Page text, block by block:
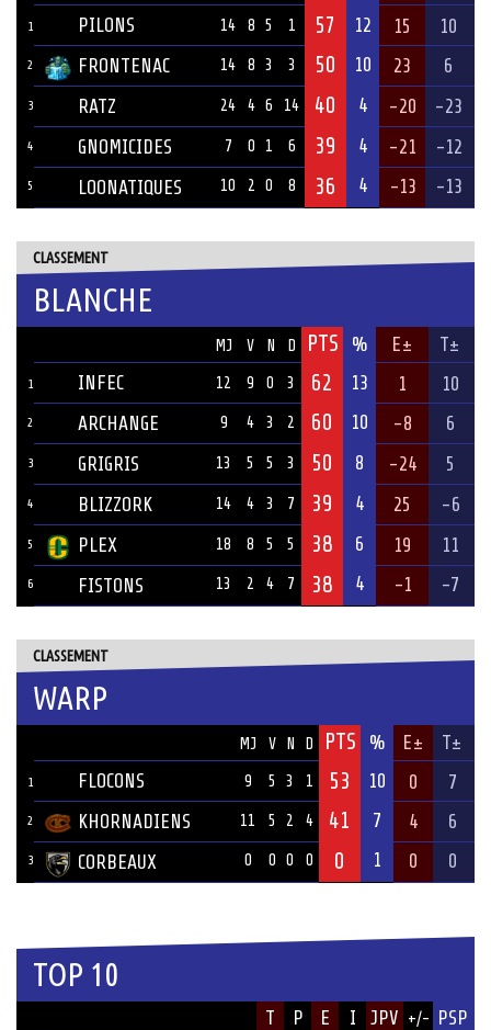
1 PILONS 14 8 5 1 57 12 15 10
2 FRONTENAC 14 8 3 3 50 10 23 6
3 RATZ 24 4 6 14 40 4 -20 -23
4 GNOMICIDES 7 0 1 6 39 4 -21 -12
5 LOONATIQUES 10 2 0 8 36 4 -13 -13
CLASSEMENT
BLANCHE
MJ V N D PTS % E± T±
1 INFEC 12 9 0 3 62 13 1 10
2 ARCHANGE 9 4 3 2 60 10 -8 6
3 GRIGRIS 13 5 5 3 50 8 -24 5
4 BLIZZORK 14 4 3 7 39 4 25 -6
5 PLEX 18 8 5 5 38 6 19 11
6 FISTONS 13 2 4 7 38 4 -1 -7
CLASSEMENT
WARP
MJ V N D PTS % E± T±
1 FLOCONS 9 5 3 1 53 10 0 7
2 KHORNADIENS 11 5 2 4 41 7 4 6
3 CORBEAUX 0 0 0 0 0 1 0 0
TOP 10
T P E I JPV +/- PSP